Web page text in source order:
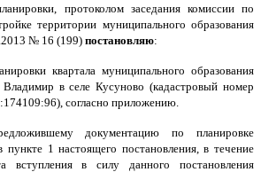
протоколом заседания комиссии по
территории муниципального образования
№ 16 (199) постановляю:
квартала муниципального образования
Владимир в селе Кусуново (кадастровый номер
согласно приложению.
документацию по планировке
пункте 1 настоящего постановления, в течение
вступления в силу данного постановления